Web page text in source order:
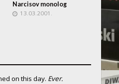
Narcisov monolog
13.03.2001.
on this day. Ever.